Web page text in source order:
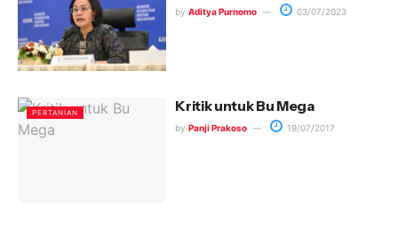
by Aditya Purnomo 03/07/2023
PERTANIAN Kritik untuk Bu Mega
by Panji Prakoso 19/07/2017